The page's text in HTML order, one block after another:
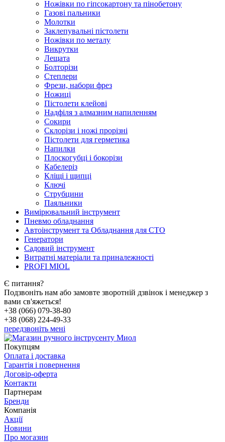
Ножівки по гіпсокартону та пінобетону
Газові пальники
Молотки
Заклепувальні пістолети
Ножівки по металу
Викрутки
Лещата
Болторізи
Степлери
Фрези, набори фрез
Ножиці
Пістолети клейові
Надфіля з алмазним напиленням
Сокири
Склорізи і ножі прорізні
Пістолети для герметика
Напилки
Плоскогубці і бокорізи
Кабелеріз
Кліщі і щипці
Ключі
Струбцини
Паяльники
Вимірювальний інструмент
Пневмо обладнання
Автоінструмент та Обладнання для СТО
Генератори
Садовий інструмент
Витратні матеріали та приналежності
PROFI MIOL
Є питання?
Подзвоніть нам або замовте зворотній дзвінок і менеджер з
вами св'яжеться!
+38 (066) 079-38-80
+38 (068) 224-49-33
передзвоніть мені
Покупцям
Оплата і доставка
Гарантія і повернення
Договір-оферта
Контакти
Партнерам
Бренди
Компанія
Акції
Новини
Про могазин